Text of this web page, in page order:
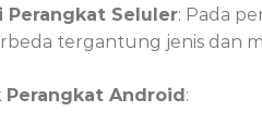
Perangkat Seluler: Pada
tergantung jenis dan
Perangkat Android: